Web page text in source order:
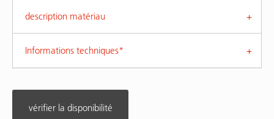
description matériau
Informations techniques*
vérifier la disponibilité